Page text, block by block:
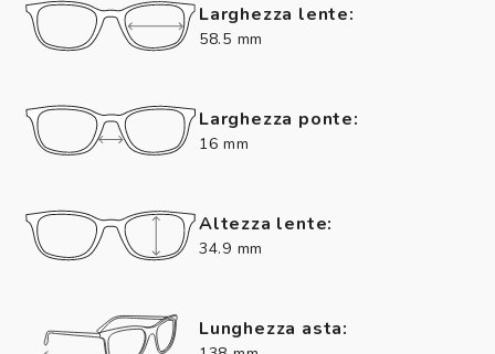
Larghezza lente:
58.5 mm
Larghezza ponte:
16 mm
Altezza lente:
34.9 mm
Lunghezza asta: